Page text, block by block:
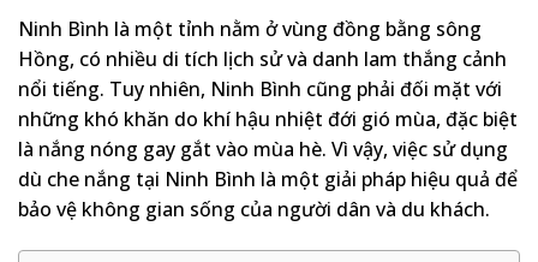
Ninh Bình là một tỉnh nằm ở vùng đồng bằng sông
Hồng, có nhiều di tích lịch sử và danh lam thắng cảnh
nổi tiếng. Tuy nhiên, Ninh Bình cũng phải đối mặt với
những khó khăn do khí hậu nhiệt đới gió mùa, đặc biệt
là nắng nóng gay gắt vào mùa hè. Vì vậy, việc sử dụng
dù che nắng tại Ninh Bình là một giải pháp hiệu quả để
bảo vệ không gian sống của người dân và du khách.